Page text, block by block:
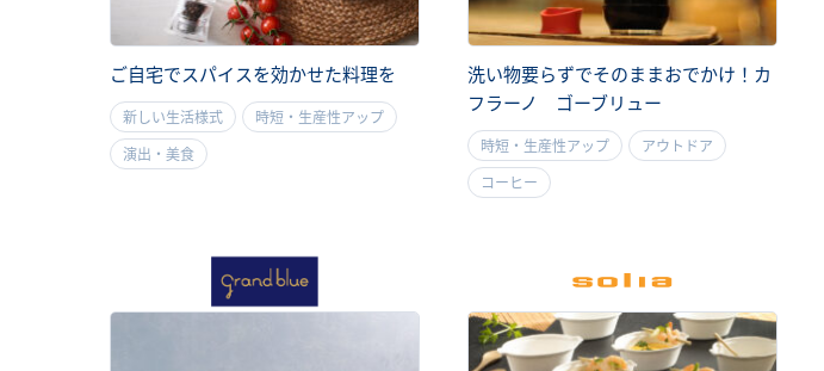
ご自宅でスパイスを効かせた料理を
新しい生活様式 時短・生産性アップ
演出・美食
洗い物要らずでそのままおでかけ！カ
フラーノ ゴーブリュー
時短・生産性アップ アウトドア
コーヒー